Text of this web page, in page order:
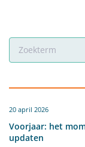
20 april 2026
Voorjaar: het
updaten